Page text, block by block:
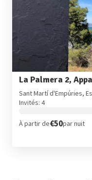
La Palmera 2,
Sant Martí d'Empúries,
Invités: 4
À partir de€50par nuit